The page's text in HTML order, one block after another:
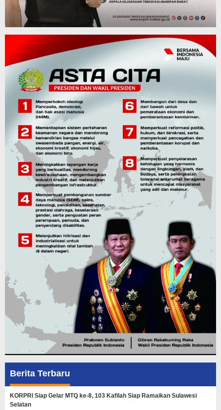
Berita Terbaru
KORPRI Siap Gelar MTQ ke-8, 103 Kafilah Siap Ramaikan Sulawesi
Selatan